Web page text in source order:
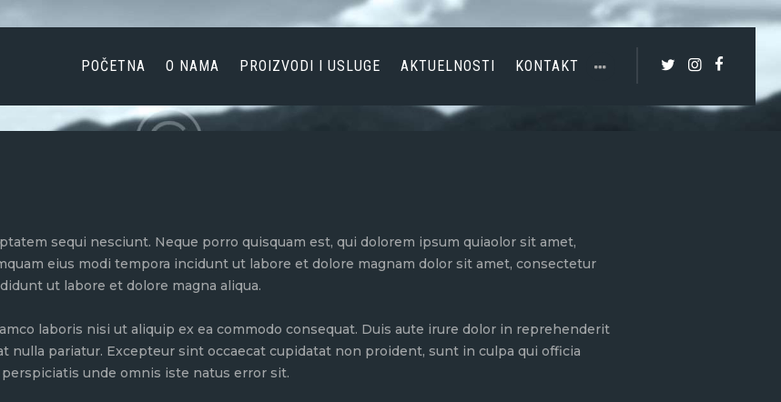
POČETNA O NAMA PROIZVODI I USLUGE AKTUELNOSTI KONTAKT
POČETNA
O NAMA
PROIZVODI I USLUGE
AKTUELNOSTI
sequi nesciunt. Neque porro quisquam est, qui dolorem ipsum quiaolor sit amet,
eius modi tempora incidunt ut labore et dolore magnam dolor sit amet, consectetur
ut labore et dolore magna aliqua.
laboris nisi ut aliquip ex ea commodo consequat. Duis aute irure dolor in reprehenderit
nulla pariatur. Excepteur sint occaecat cupidatat non proident, sunt in culpa qui officia
unde omnis iste natus error sit.